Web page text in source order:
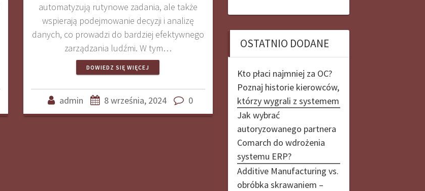
automatyzują rutynowe zadania, ale także
wspierają podejmowanie decyzji i analizę
danych, co prowadzi do bardziej efektywnego
zarządzania ludźmi. W tym…
DOWIEDZ SIĘ WIĘCEJ
admin 8 września, 2024 0
OSTATNIO DODANE
Kto płaci najmniej za OC?
Poznaj historie kierowców,
którzy wygrali z systemem
Jak wybrać
autoryzowanego partnera
Comarch do wdrożenia
systemu ERP?
Additive Manufacturing vs.
obróbka skrawaniem –